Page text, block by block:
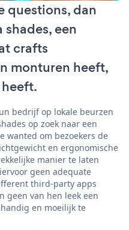
questions, dan
een
crafts
monturen heeft,
bedrijf op lokale beurzen
op zoek naar een
wanted om bezoekers de
en ergonomische
manier te laten
geen adequate
third-party apps
geen van hen leek een
en moeilijk te